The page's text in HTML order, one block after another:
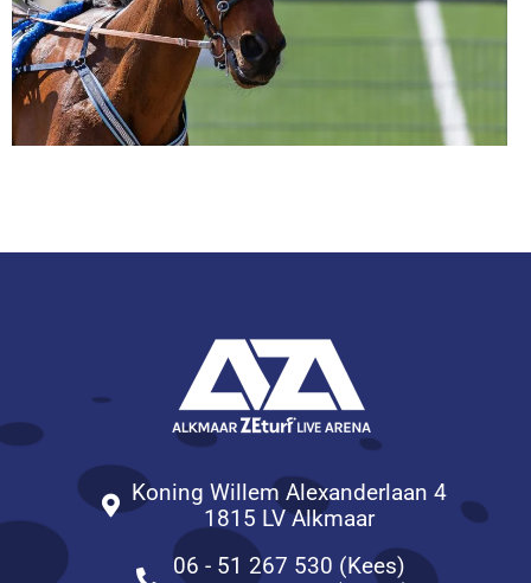
Koning Willem Alexanderlaan 4
1815 LV Alkmaar
06 - 51 267 530 (Kees)